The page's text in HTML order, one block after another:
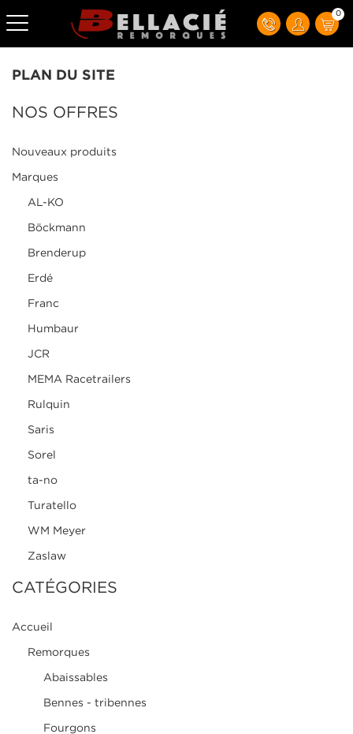
0
PLAN DU SITE
NOS OFFRES
Nouveaux produits
Marques
AL-KO
Böckmann
Brenderup
Erdé
Franc
Humbaur
JCR
MEMA Racetrailers
Rulquin
Saris
Sorel
ta-no
Turatello
WM Meyer
Zaslaw
CATÉGORIES
Accueil
Remorques
Abaissables
Bennes - tribennes
Fourgons